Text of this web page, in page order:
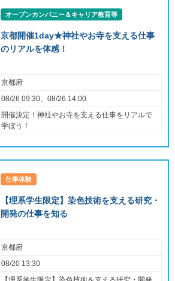
オープンカンパニー＆キャリア教育等
京都開催1day★神社やお寺を支える仕事
のリアルを体感！
京都府
08/26 09:30、08/26 14:00
開催決定！神社やお寺を支える仕事をリアルで
学ぼう！
仕事体験
【理系学生限定】染色技術を支える研究・
開発の仕事を知る
京都府
08/20 13:30